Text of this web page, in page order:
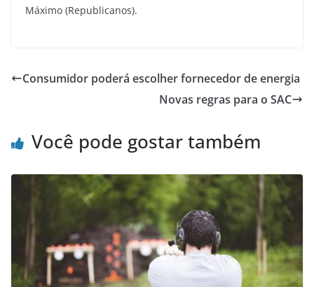
Máximo (Republicanos).
Consumidor poderá escolher fornecedor de energia
Novas regras para o SAC
Você pode gostar também